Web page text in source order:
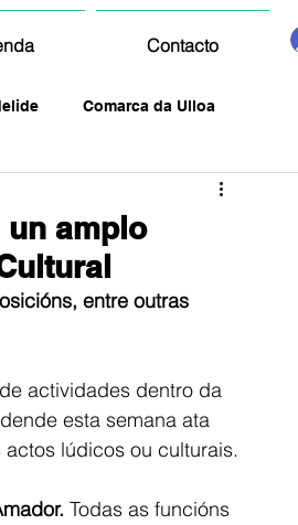
Contacto
Comarca da Ulloa
amplo
entre outras
actividades dentro da
esta semana ata
lúdicos ou culturais.
Todas as funcións